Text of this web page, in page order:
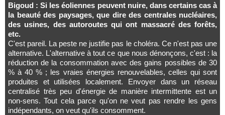
Bigoud : Si les éoliennes peuvent nuire, dans certains cas à
la beauté des paysages, que dire des centrales nucléaires,
des usines, des autoroutes qui ont massacré des forêts,
etc.
C'est pareil. La peste ne justifie pas le choléra. Ce n'est pas une
alternative. L'alternative à tout ce que nous dénonçons, c'est : la
réduction de la consommation avec des gains possibles de 30
% à 40 % ; les vraies énergies renouvelables, celles qui sont
produites et utilisées localement. Envoyer dans un réseau
centralisé très peu d'énergie de manière intermittente est un
non-sens. Tout cela parce qu'on ne veut pas rendre les gens
indépendants, on veut qu'ils consomment.